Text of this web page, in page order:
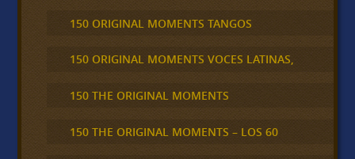
150 ORIGINAL MOMENTS TANGOS
150 ORIGINAL MOMENTS VOCES LATINAS,
150 THE ORIGINAL MOMENTS
150 THE ORIGINAL MOMENTS – LOS 60